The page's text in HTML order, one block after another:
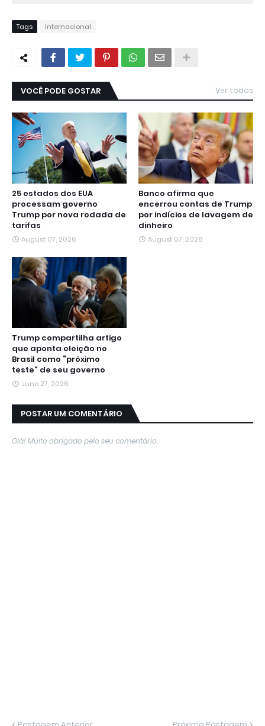
Tags Internacional
VOCÊ PODE GOSTAR Ver todos
25 estados dos EUA
processam governo
Trump por nova rodada de
tarifas
August 07, 2026
Banco afirma que
encerrou contas de Trump
por indícios de lavagem de
dinheiro
August 07, 2026
Trump compartilha artigo
que aponta eleição no
Brasil como “próximo
teste” de seu governo
June 27, 2026
POSTAR UM COMENTÁRIO
Olá! Muito obrigado pelo seu comentário.